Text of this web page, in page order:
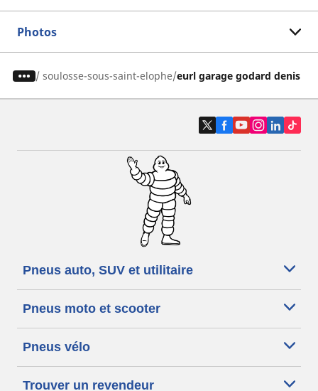
Photos
/ soulosse-sous-saint-elophe eurl garage godard denis
Pneus auto, SUV et utilitaire
Pneus moto et scooter
Pneus vélo
Trouver un revendeur